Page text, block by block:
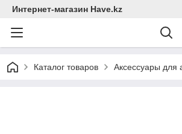
Интернет-магазин Have.kz
Каталог товаров Аксессуары для